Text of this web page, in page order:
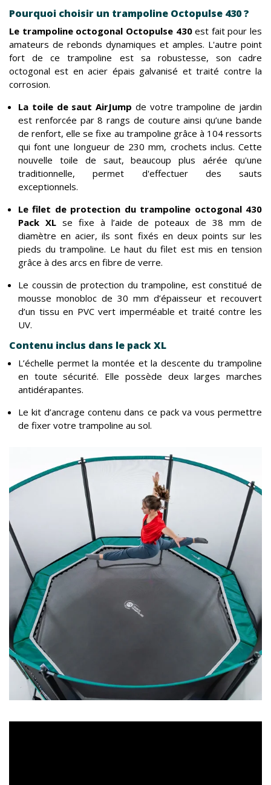
Pourquoi choisir un trampoline Octopulse 430 ?
Le trampoline octogonal Octopulse 430est fait pour les
amateurs de rebonds dynamiques et amples. L'autre point
fort de ce trampoline est sa robustesse, son cadre
octogonal est en acier épais galvanisé et traité contre la
corrosion.
La toile de saut AirJump de votre trampoline de jardin
est renforcée par 8 rangs de couture ainsi qu’une bande
de renfort, elle se fixe au trampoline grâce à 104 ressorts
qui font une longueur de 230 mm, crochets inclus. Cette
nouvelle toile de saut, beaucoup plus aérée qu'une
traditionnelle, permet d'effectuer des sauts
exceptionnels.
Le filet de protection du trampoline octogonal 430
Pack XLse fixe à l’aide de poteaux de 38 mm de
diamètre en acier, ils sont fixés en deux points sur les
pieds du trampoline. Le haut du filet est mis en tension
grâce à des arcs en fibre de verre.
Le coussin de protection du trampoline, est constitué de
mousse monobloc de 30 mm d’épaisseur et recouvert
d’un tissu en PVC vert imperméable et traité contre les
UV.
Contenu inclus dans le pack XL
L’échelle permet la montée et la descente du trampoline
en toute sécurité. Elle possède deux larges marches
antidérapantes.
Le kit d’ancrage contenu dans ce pack va vous permettre
de fixer votre trampoline au sol.